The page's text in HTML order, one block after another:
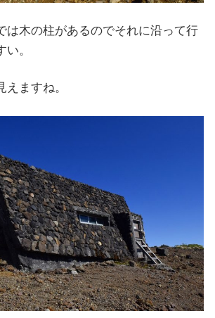
は木の柱があるのでそれに沿って行
。
えますね。